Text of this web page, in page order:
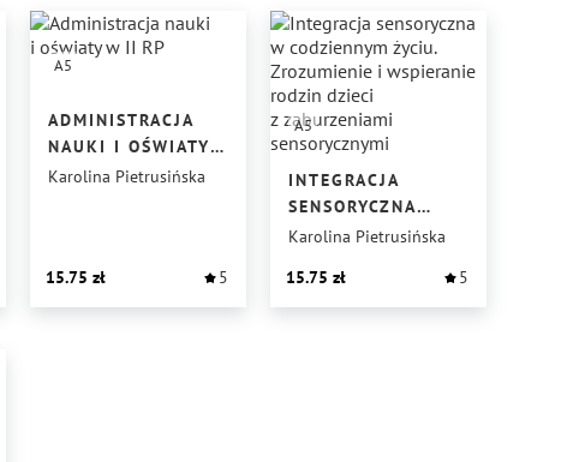
A5
ADMINISTRACJA
NAUKI I OŚWIATY
W II RP
Karolina Pietrusińska
15.75 5
A5
INTEGRACJA
SENSORYCZNA
W CODZIENNYM
ZROZUMIENIE
I WSPIERANIE
Karolina Pietrusińska
15.75
5